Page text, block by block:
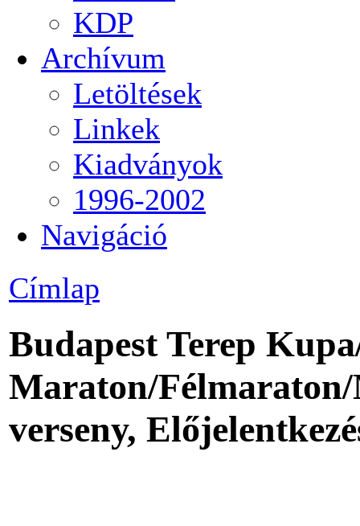
KDP
Archívum
Letöltések
Linkek
Kiadványok
1996-2002
Navigáció
Címlap
Budapest Terep
Maraton/
verseny,